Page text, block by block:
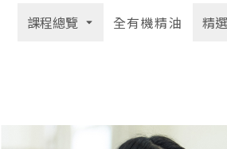
課程總覽 全有機精油 精